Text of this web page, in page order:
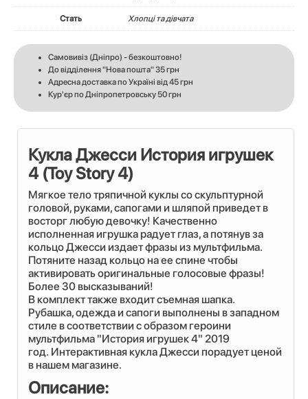
Стать Хлопці та дівчата
Самовивіз (Дніпро) - безкоштовно!
До відділення "Нова пошта" 35 грн
Адресна доставка по Україні від 45 грн
Кур'єр по Дніпропетровську 50 грн
Кукла Джесси История игрушек
4 (Toy Story 4)
Мягкое тело тряпичной куклы со скульптурной
головой, руками, сапогами и шляпой приведет в
восторг любую девочку! Качественно
исполненная игрушка радует глаз, а потянув за
кольцо Джесси издает фразы из мультфильма.
Потяните назад кольцо на ее спине чтобы
активировать оригинальные голосовые фразы!
Более 30 высказываний!
В комплект также входит съемная шапка.
Рубашка, одежда и сапоги выполнены в западном
стиле в соответствии с образом героини
мультфильма "История игрушек 4" 2019
год. Интерактивная кукла Джесси порадует ценой
в нашем магазине.
Описание: